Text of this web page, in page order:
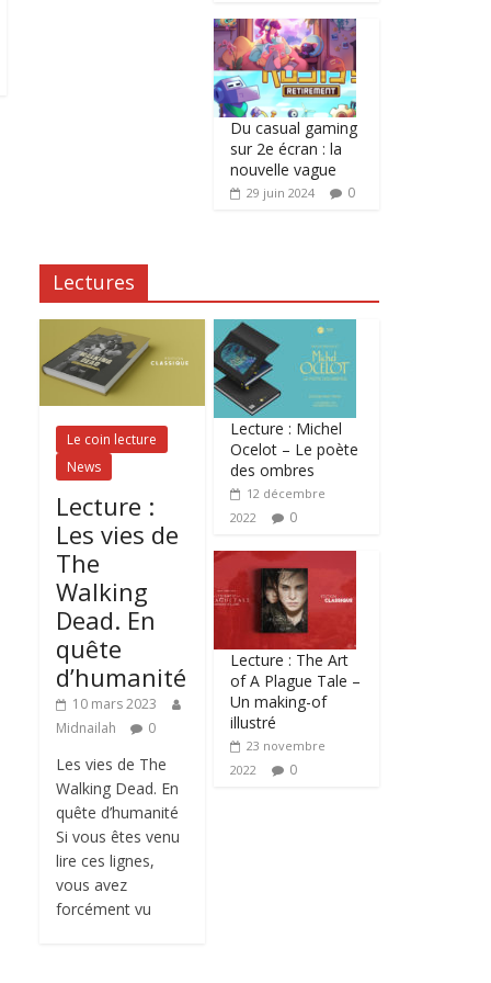
Du casual gaming
sur 2e écran : la
nouvelle vague
29 juin 2024 0
Lectures
Le coin lecture
News
Lecture :
Les vies de
The
Walking
Dead. En
quête
d’humanité
10 mars 2023
Midnailah
0
Les vies de The
Walking Dead. En
quête d’humanité
Si vous êtes venu
lire ces lignes,
vous avez
forcément vu
Lecture : Michel
Ocelot – Le poète
des ombres
12 décembre
2022
0
Lecture : The Art
of A Plague Tale –
Un making-of
illustré
23 novembre
2022
0